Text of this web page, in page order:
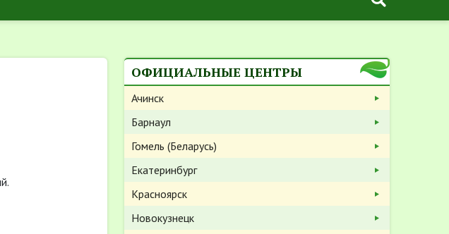
ОФИЦИАЛЬНЫЕ ЦЕНТРЫ
Ачинск
Барнаул
Гомель (Беларусь)
Екатеринбург
Красноярск
Новокузнецк